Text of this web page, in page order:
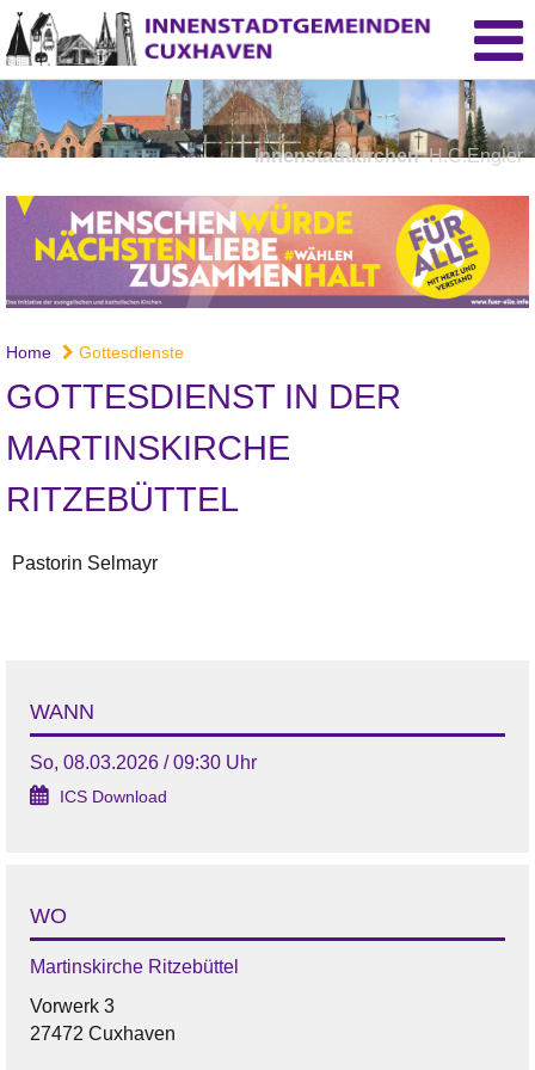
InnenstadtkirchenH.C.Engler
Home Gottesdienste
GOTTESDIENST IN DER
MARTINSKIRCHE
RITZEBÜTTEL
Pastorin Selmayr
WANN
So, 08.03.2026 / 09:30 Uhr
ICS Download
WO
Martinskirche Ritzebüttel
Vorwerk 3
27472 Cuxhaven